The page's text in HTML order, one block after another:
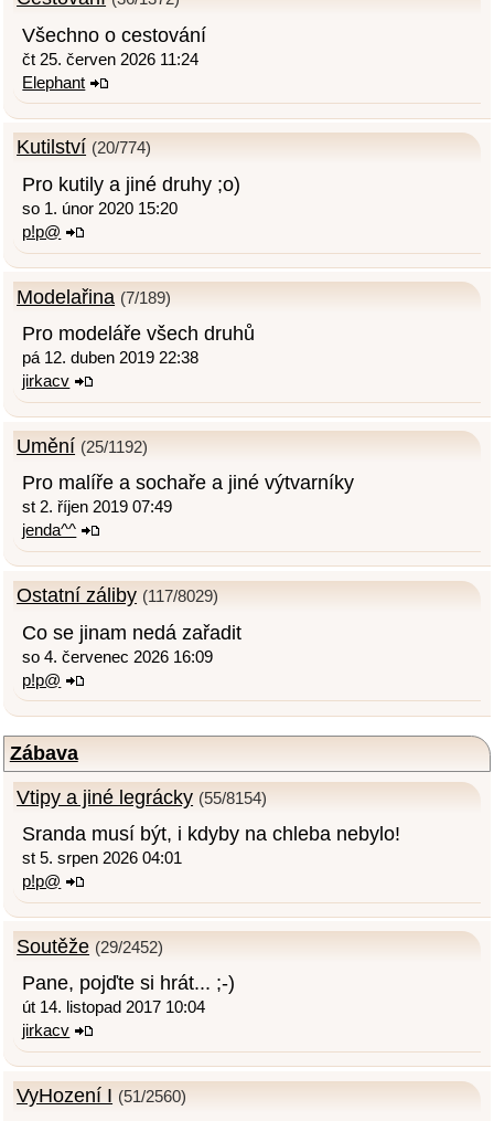
Všechno o cestování
čt 25. červen 2026 11:24
Elephant
Kutilství (20/774)
Pro kutily a jiné druhy ;o)
so 1. únor 2020 15:20
p!p@
Modelařina (7/189)
Pro modeláře všech druhů
pá 12. duben 2019 22:38
jirkacv
Umění (25/1192)
Pro malíře a sochaře a jiné výtvarníky
st 2. říjen 2019 07:49
jenda^^
Ostatní záliby (117/8029)
Co se jinam nedá zařadit
so 4. červenec 2026 16:09
p!p@
Zábava
Vtipy a jiné legrácky (55/8154)
Sranda musí být, i kdyby na chleba nebylo!
st 5. srpen 2026 04:01
p!p@
Soutěže (29/2452)
Pane, pojďte si hrát... ;-)
út 14. listopad 2017 10:04
jirkacv
VyHození I (51/2560)